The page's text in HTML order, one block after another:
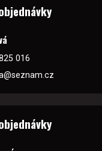
016